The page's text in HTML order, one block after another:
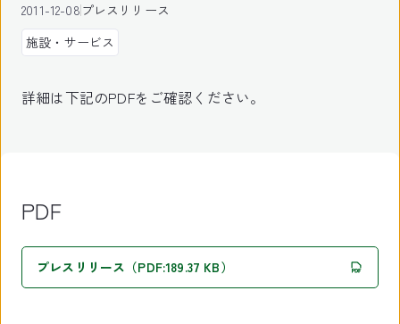
2011-12-08プレスリリース
施設・サービス
詳細は下記のPDFをご確認ください。
PDF
プレスリリース（PDF:189.37 KB）